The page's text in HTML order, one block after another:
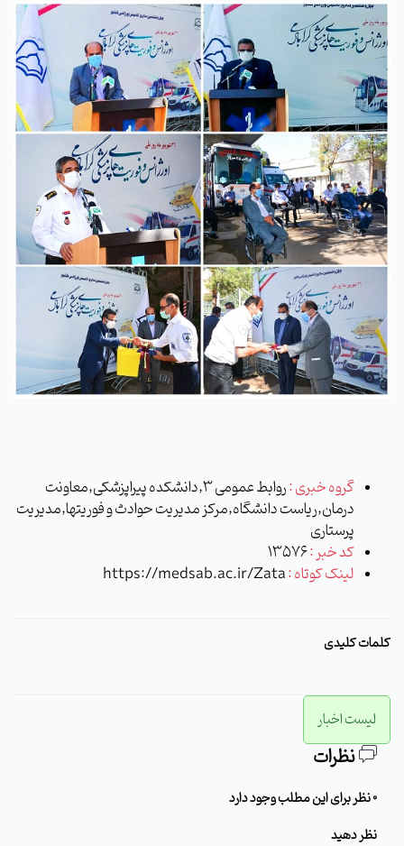
گروه خبری :
روابط عمومی 3,دانشکده پیراپزشکی,معاونت
درمان,ریاست دانشگاه,مرکز مدیریت حوادث و فوریتها,مدیریت
پرستاری
کد خبر :13576
لینک کوتاه :https://medsab.ac.ir/Zata
کلمات کلیدی
لیست اخبار
نظرات
0 نظر برای این مطلب وجود دارد
نظر دهید